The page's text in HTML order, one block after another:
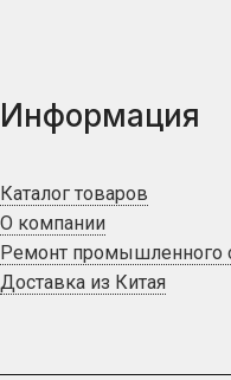
Информация
Каталог товаров
О компании
Ремонт промышленного
Доставка из Китая